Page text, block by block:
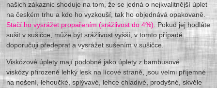
našich zákaznic shoduje na tom, že se jedná o nejkvalitnější úplet
na českém trhu a kdo ho vyzkouší, tak ho objednává opakovaně.
Stačí ho vysrážet propařením (srážlivost do 4%).
Pokud jej hodláte
sušit v sušičce, může být srážlivost vyšší, v tomto případě
doporučuji předeprat a vysrážet sušením v sušičce.
Viskózové úplety mají podobně jako úplety z bambusové
viskózy přirozeně lehký lesk na lícové straně, jsou velmi příjemné
na nošení, lehoučké, splývavé, lehce chladivé, prodyšné, skvěle